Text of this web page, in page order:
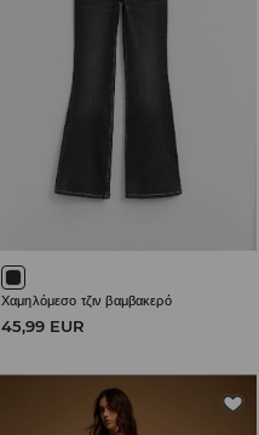
Χαμηλόμεσο τζιν βαμβακερό
45,99 EUR